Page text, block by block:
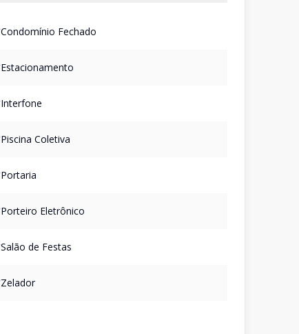
Condomínio Fechado
Estacionamento
Interfone
Piscina Coletiva
Portaria
Porteiro Eletrônico
Salão de Festas
Zelador